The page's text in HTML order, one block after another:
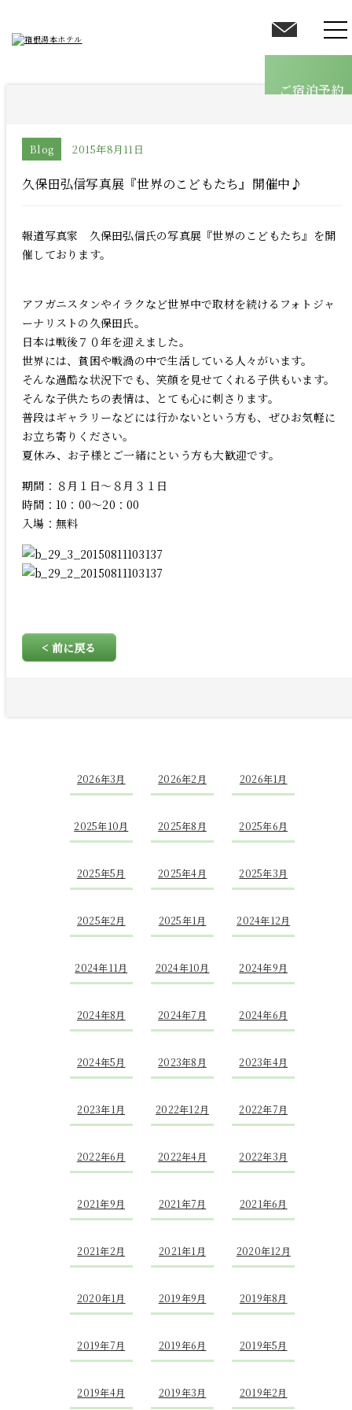
ご宿泊予約
Language
オールインクルーシブ
採用情報
ご宿泊予約
Blog 2015年8月11日
久保田弘信写真展『世界のこどもたち』開催中♪
報道写真家 久保田弘信氏の写真展『世界のこどもたち』を開
催しております。
アフガニスタンやイラクなど世界中で取材を続けるフォトジャ
ーナリストの久保田氏。
日本は戦後７０年を迎えました。
世界には、貧困や戦渦の中で生活している人々がいます。
そんな過酷な状況下でも、笑顔を見せてくれる子供もいます。
そんな子供たちの表情は、とても心に刺さります。
普段はギャラリーなどには行かないという方も、ぜひお気軽に
お立ち寄りください。
夏休み、お子様とご一緒にという方も大歓迎です。
期間：８月１日～８月３１日
時間：10：00～20：00
入場：無料
< 前に戻る
2026年3月 2026年2月 2026年1月
2025年10月 2025年8月 2025年6月
2025年5月 2025年4月 2025年3月
2025年2月 2025年1月 2024年12月
2024年11月 2024年10月 2024年9月
2024年8月 2024年7月 2024年6月
2024年5月 2023年8月 2023年4月
2023年1月 2022年12月 2022年7月
2022年6月 2022年4月 2022年3月
2021年9月 2021年7月 2021年6月
2021年2月 2021年1月 2020年12月
2020年1月 2019年9月 2019年8月
2019年7月 2019年6月 2019年5月
2019年4月 2019年3月 2019年2月